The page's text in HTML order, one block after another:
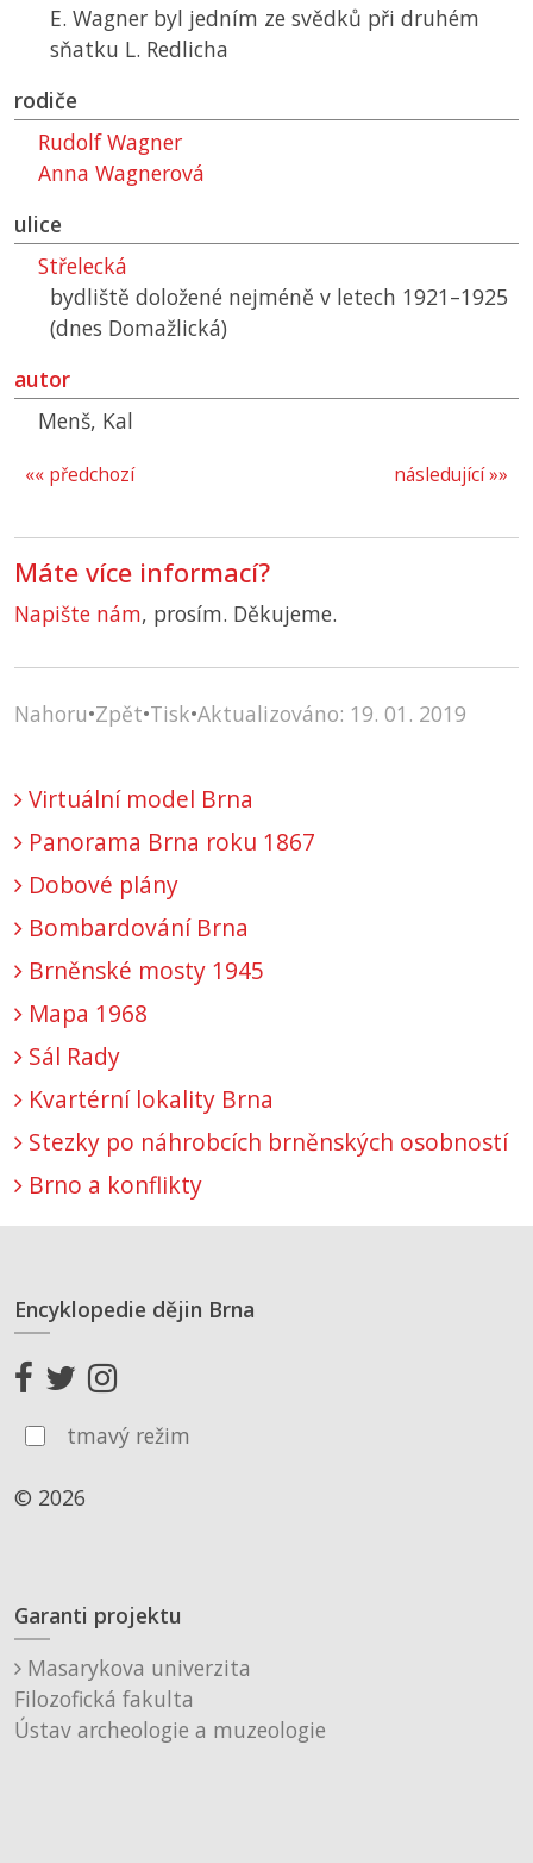
E. Wagner byl jedním ze svědků při druhém
sňatku L. Redlicha
rodiče
Rudolf Wagner
Anna Wagnerová
ulice
Střelecká
bydliště doložené nejméně v letech 1921–1925
(dnes Domažlická)
autor
Menš, Kal
následující »»
«« předchozí
Máte více informací?
Napište nám, prosím. Děkujeme.
Nahoru•Zpět•Tisk•Aktualizováno: 19. 01. 2019
Virtuální model Brna
Panorama Brna roku 1867
Dobové plány
Bombardování Brna
Brněnské mosty 1945
Mapa 1968
Sál Rady
Kvartérní lokality Brna
Stezky po náhrobcích brněnských osobností
Brno a konflikty
Encyklopedie dějin Brna
tmavý režim
© 2026
Garanti projektu
Masarykova univerzita
Filozofická fakulta
Ústav archeologie a muzeologie